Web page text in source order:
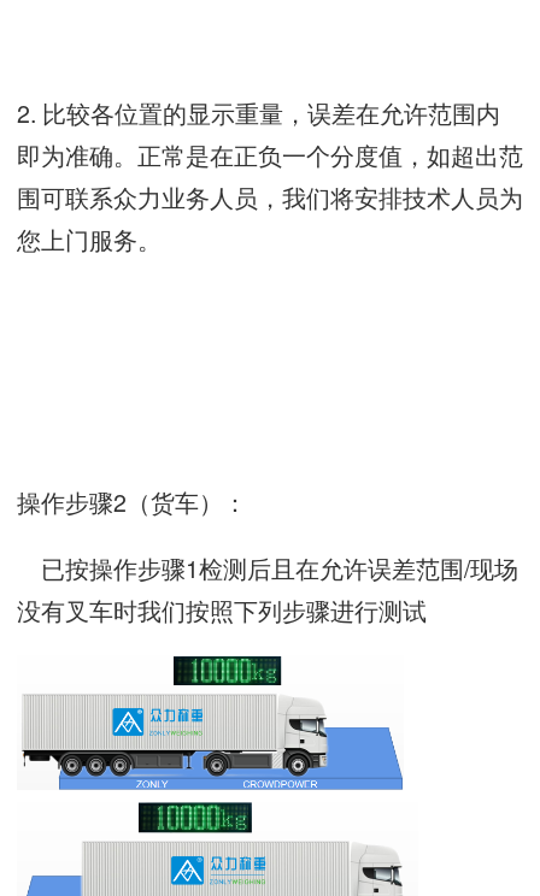
2. 比较各位置的显示重量，误差在允许范围内
即为准确。正常是在正负一个分度值，如超出范
围可联系众力业务人员，我们将安排技术人员为
您上门服务。
操作步骤2（货车）：
已按操作步骤1检测后且在允许误差范围/现场
没有叉车时我们按照下列步骤进行测试